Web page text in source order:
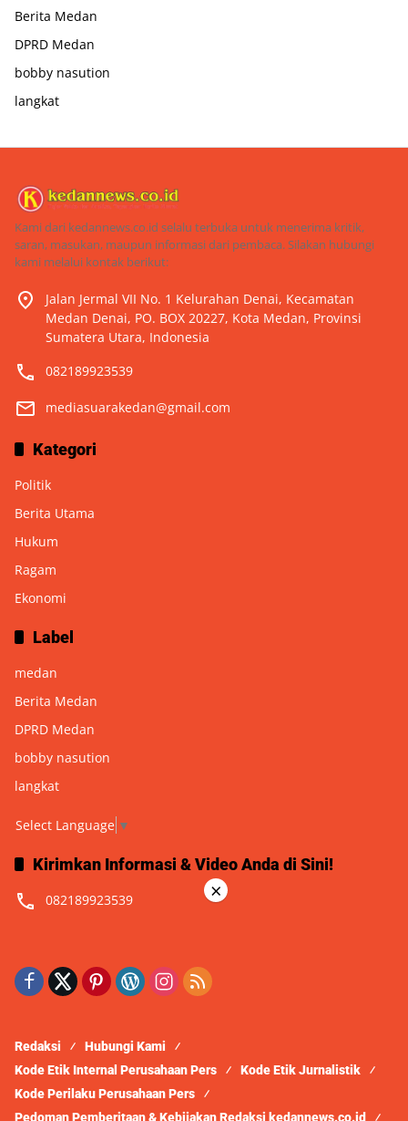
Berita Medan
DPRD Medan
bobby nasution
langkat
Kami dari kedannews.co.id selalu terbuka untuk menerima kritik,
saran, masukan, maupun informasi dari pembaca. Silakan hubungi
kami melalui kontak berikut:
Jalan Jermal VII No. 1 Kelurahan Denai, Kecamatan
Medan Denai, PO. BOX 20227, Kota Medan, Provinsi
Sumatera Utara, Indonesia
082189923539
mediasuarakedan@gmail.com
Kategori
Politik
Berita Utama
Hukum
Ragam
Ekonomi
Label
medan
Berita Medan
DPRD Medan
bobby nasution
langkat
Select Language ▼
Kirimkan Informasi & Video Anda di Sini!
082189923539
Redaksi
Hubungi Kami
Kode Etik Internal Perusahaan Pers
Kode Etik Jurnalistik
Kode Perilaku Perusahaan Pers
Pedoman Pemberitaan & Kebijakan Redaksi kedannews.co.id
×